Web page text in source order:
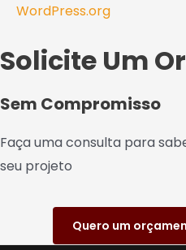
WordPress.org
Solicite Um
Sem Compromisso
Faça uma consulta para
seu projeto
Quero um